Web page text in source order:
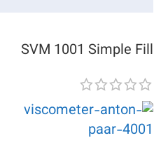
SVM 1001 Simple Fill